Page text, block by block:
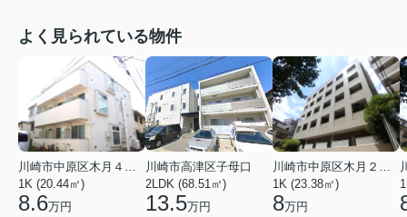
よく見られている物件
川崎市中原区木月４丁目
1K (20.44㎡)
8.6万円
川崎市高津区子母口
2LDK (68.51㎡)
13.5万円
川崎市中原区木月２丁目
1K (23.38㎡)
8万円